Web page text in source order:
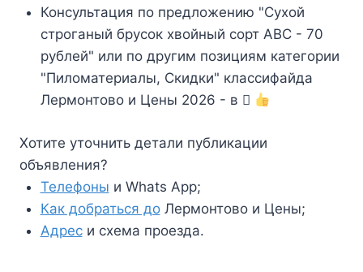
Консультация по предложению "Сухой
строганый брусок хвойный сорт АВС - 70
рублей" или по другим позициям категории
"Пиломатериалы, Скидки" классифайда
Лермонтово и Цены 2026 - в
Хотите уточнить детали публикации
объявления?
Телефоны и Whats App;
Как добраться доЛермонтово и Цены;
Адреси схема проезда.